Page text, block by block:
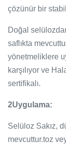
çözünür bir
Doğal
saflıkta
yönetmeliklere
karşılıyor ve
sertifikalı.
2Uygulama:
Selüloz Sakız,
mevcuttur.toz